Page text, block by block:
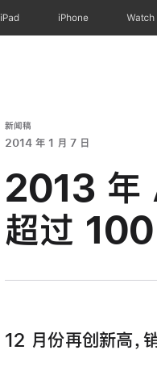
iPad iPhone Watch
新闻稿
2014 年 1 月 7 日
2013 年
超过
12 月份再创新高，